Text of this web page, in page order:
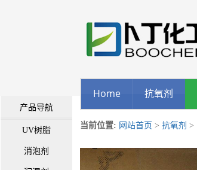
Home 抗氧剂
当前位置: 网站首页 >抗氧剂 >
产品导航
UV树脂
消泡剂